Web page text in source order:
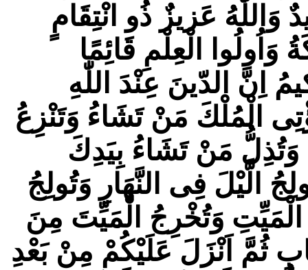
عَزيزٌ ذُو انْتِقَامٍ
وَاُولُوا الْعِلْمِ قَائِمًا
اِنَّ الدّينَ عِنْدَ اللّٰهِ
الْمُلْكَ مَنْ تَشَاءُ وَتَنْزِعُ
مَنْ تَشَاءُ بِيَدِكَ
الَّيْلَ فِى النَّهَارِ وَتُولِجُ
الْمَيِّتِ وَتُخْرِجُ الْمَيِّتَ مِنَ
ثُمَّ اَنْزَلَ عَلَيْكُمْ مِنْ بَعْدِ